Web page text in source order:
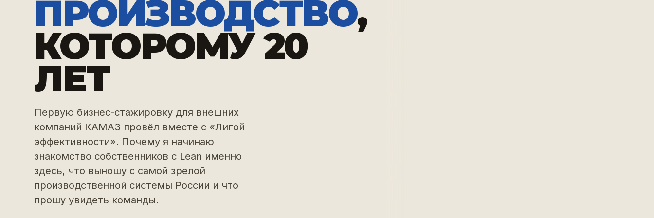
ПРОИЗВОДСТВО,
КОТОРОМУ 20
ЛЕТ
Первую бизнес-стажировку для внешних
компаний КАМАЗ провёл вместе с «Лигой
эффективности». Почему я начинаю
знакомство собственников с Lean именно
здесь, что выношу с самой зрелой
производственной системы России и что
прошу увидеть команды.